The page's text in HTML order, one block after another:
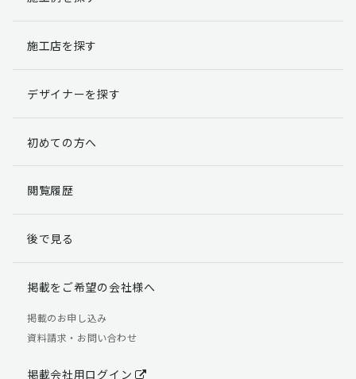
個人情報提出の任意性
す。
らかじめご了承ください。
個人情報の開示請求について
る権利があります。
「個人情報の取り扱いについて」
【お問合せ先】 個人情報問合せ窓口
TEL：03-5411-7891（平日9:00 ～ 18:00）
施工店を探す
デザイナーを探す
初めての方へ
閲覧履歴
後で見る
掲載をご希望の会社様へ
掲載のお申し込み
資料請求・お問い合わせ
掲載会社用ログイン